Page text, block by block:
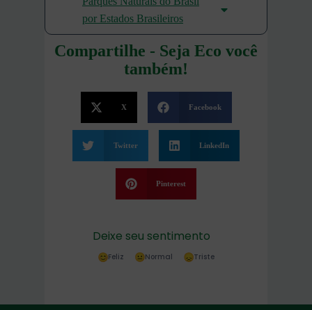
por Estados Brasileiros
Compartilhe - Seja Eco você
também!
X Facebook
Twitter LinkedIn
Pinterest
Deixe seu sentimento
Feliz Normal Triste